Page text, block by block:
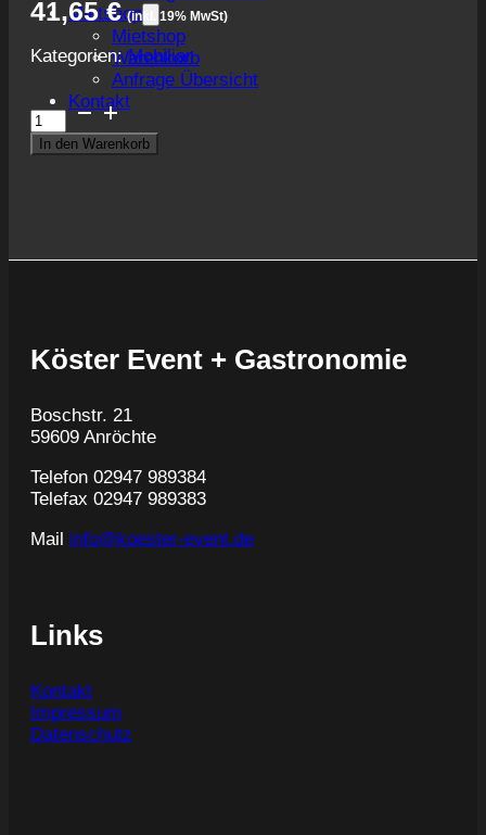
Mietshop
Mietshop
Warenkorb
Anfrage Übersicht
Kontakt
41,65€ (inkl. 19% MwSt)
Kategorien:Mobiliar
Garderobenständer
Menge
In den Warenkorb
Köster Event + Gastronomie
Boschstr. 21
59609 Anröchte
Telefon 02947 989384
Telefax 02947 989383
Mail info@koester-event.de
Links
Kontakt
Impressum
Datenschutz